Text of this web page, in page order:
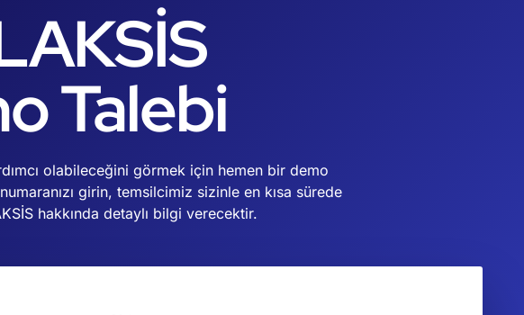
Talebi
olabileceğini görmek için hemen bir demo
girin, temsilcimiz sizinle en kısa sürede
hakkında detaylı bilgi verecektir.